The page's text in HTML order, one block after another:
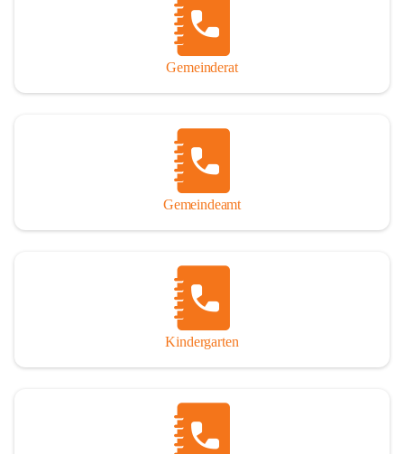
Gemeinderat
Gemeindeamt
Kindergarten